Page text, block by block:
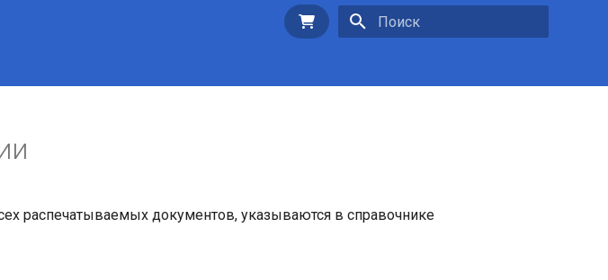
Купить
распечатываемых документов, указываются в справочнике